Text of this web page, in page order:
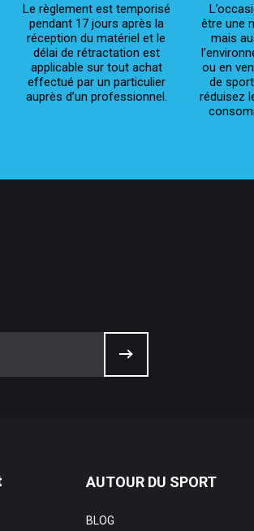
Le règlement est temporisé
pendant 17 jours après la
réception du matériel et le
délai de rétractation est
applicable sur tout achat
effectué par un particulier
auprès d’un professionnel.
être une
mais
ou en
de
réduisez
AUTOUR DU SPORT
BLOG